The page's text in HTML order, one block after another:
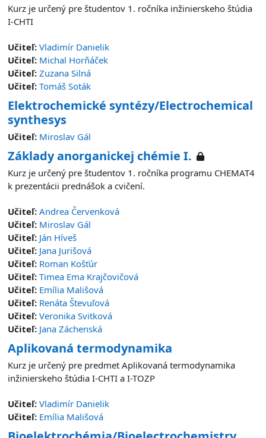
Kurz je určený pre študentov 1. ročníka inžinierskeho štúdia
I-CHTI
Učiteľ: Vladimír Danielik
Učiteľ: Michal Horňáček
Učiteľ: Zuzana Silná
Učiteľ: Tomáš Soták
Elektrochemické syntézy/Electrochemical
synthesys
Učiteľ: Miroslav Gál
Základy anorganickej chémie I.
Kurz je určený pre študentov 1. ročníka programu CHEMAT4
k prezentácii prednášok a cvičení.
Učiteľ: Andrea Červenková
Učiteľ: Miroslav Gál
Učiteľ: Ján Híveš
Učiteľ: Jana Jurišová
Učiteľ: Roman Košťúr
Učiteľ: Timea Ema Krajčovičová
Učiteľ: Emília Mališová
Učiteľ: Renáta Števuľová
Učiteľ: Veronika Svitková
Učiteľ: Jana Záchenská
Aplikovaná termodynamika
Kurz je určený pre predmet Aplikovaná termodynamika
inžinierskeho štúdia I-CHTI a I-TOZP
Učiteľ: Vladimír Danielik
Učiteľ: Emília Mališová